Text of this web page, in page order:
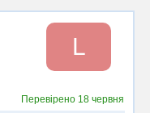
L
Перевірено 18 червня